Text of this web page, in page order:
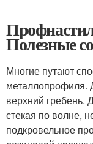
Полезные
Многие путают
металлопрофиля.
верхний гребень.
стекая по волне,
подкровельное